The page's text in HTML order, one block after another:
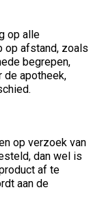
op alle
op afstand, zoals
begrepen,
de apotheek,
op verzoek van
dan wel is
af te
aan de